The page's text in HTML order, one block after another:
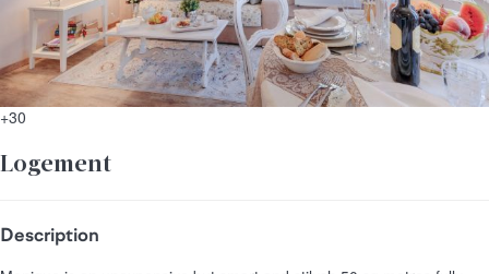
+30
Logement
Description